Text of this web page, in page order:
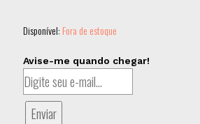
Disponível: Fora de estoque
Avise-me quando chegar!
Enviar